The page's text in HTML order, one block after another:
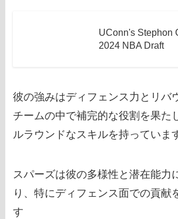
UConn's Stephon
2024 NBA Draft
彼の強みはディフェンス力とリバ
チームの中で補完的な役割を果た
ルラウンドなスキルを持っていま
スパーズは彼の多様性と潜在能力
り、特にディフェンス面での貢献
す